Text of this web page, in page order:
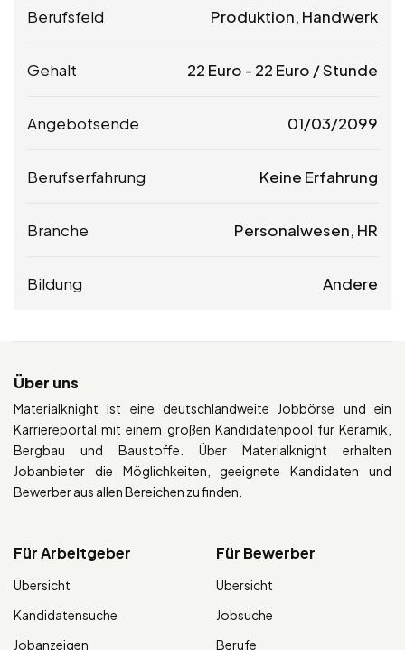
Berufsfeld Produktion, Handwerk
Gehalt 22 Euro - 22 Euro / Stunde
Angebotsende 01/03/2099
Berufserfahrung Keine Erfahrung
Branche Personalwesen, HR
Bildung Andere
Über uns
Materialknight ist eine deutschlandweite Jobbörse und ein
Karriereportal mit einem großen Kandidatenpool für Keramik,
Bergbau und Baustoffe. Über Materialknight erhalten
Jobanbieter die Möglichkeiten, geeignete Kandidaten und
Bewerber aus allen Bereichen zu finden.
Für Arbeitgeber
Übersicht
Kandidatensuche
Jobanzeigen
Für Bewerber
Übersicht
Jobsuche
Berufe